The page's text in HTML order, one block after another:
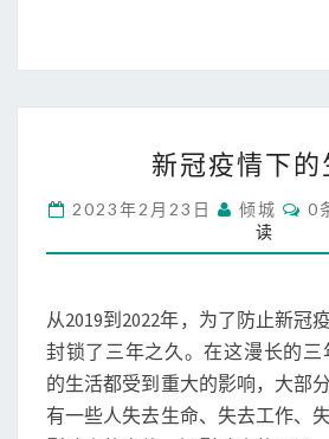
冠
情
下
活
新冠疫情下的
2023年2月23日 倾城
C
O
M
T
S
0
读
从2019到2022年，为了防止新冠
封锁了三年之久。在这漫长的三
的生活都受到重大的影响，大部
有一些人失去生命、失去工作、